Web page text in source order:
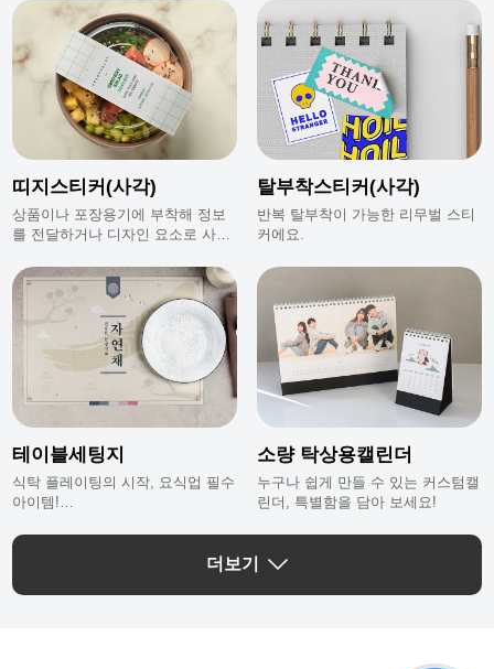
띠지스티커(사각)
상품이나 포장용기에 부착해 정보
를 전달하거나 디자인 요소로 사용
탈부착스티커(사각)
반복 탈부착이 가능한 리무벌 스티
커에요.
테이블세팅지
식탁 플레이팅의 시작, 요식업 필수
아이템!
에요.
소량 탁상용캘린더
누구나 쉽게 만들 수 있는 커스텀캘
린더, 특별함을 담아 보세요!
더보기